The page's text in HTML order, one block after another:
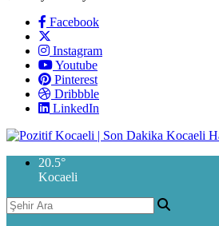
Facebook
Instagram
Youtube
Pinterest
Dribbble
LinkedIn
20.5°
Kocaeli